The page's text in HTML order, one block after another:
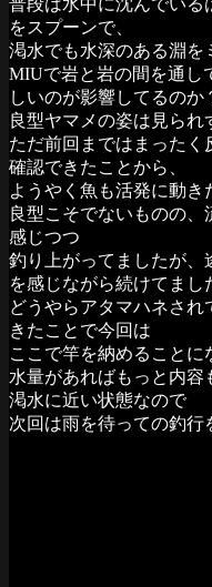
をスプーンで、
渇水でも水深のある淵を
MIUで岩と岩の間を通し
しいのが影響してるのか
良型ヤマメの姿は見られ
ただ前回まではまったく
確認できたことから、
ようやく魚も活発に動き
良型こそでないものの、
感じつつ
釣り上がってましたが、
を感じながら続けてまし
どうやらアタマハネさ
きたことで今回は
ここで竿を納めることに
水量があればもっと内容
渇水に近い状態なので
次回は雨を待っての釣行